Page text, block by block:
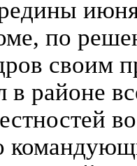
по
своим
в районе